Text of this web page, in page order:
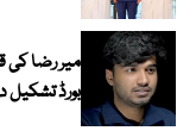
میر رضا کی
بورڈ